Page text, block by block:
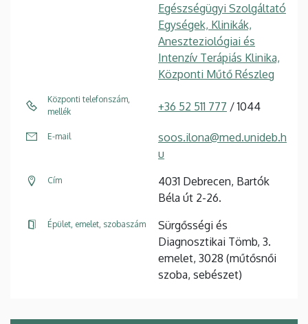
Egészségügyi Szolgáltató
Egységek, Klinikák,
Aneszteziológiai és
Intenzív Terápiás Klinika,
Központi Műtő Részleg
Központi telefonszám,
mellék
+36 52 511 777 / 1044
E-mail
soos.ilona@med.unideb.h
u
Cím
4031 Debrecen, Bartók
Béla út 2-26.
Épület, emelet, szobaszám
Sürgősségi és
Diagnosztikai Tömb, 3.
emelet, 3028 (műtősnői
szoba, sebészet)